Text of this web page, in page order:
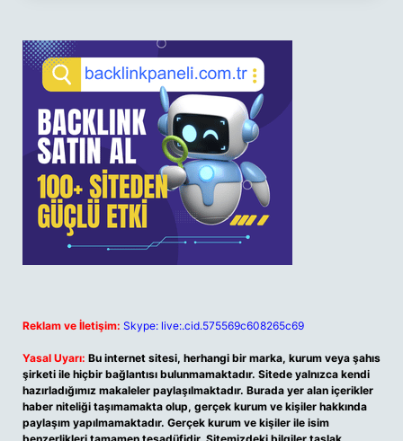
Reklam ve İletişim: Skype: live:.cid.575569c608265c69
Yasal Uyarı: Bu internet sitesi, herhangi bir marka, kurum veya şahıs
şirketi ile hiçbir bağlantısı bulunmamaktadır. Sitede yalnızca kendi
hazırladığımız makaleler paylaşılmaktadır. Burada yer alan içerikler
haber niteliği taşımamakta olup, gerçek kurum ve kişiler hakkında
paylaşım yapılmamaktadır. Gerçek kurum ve kişiler ile isim